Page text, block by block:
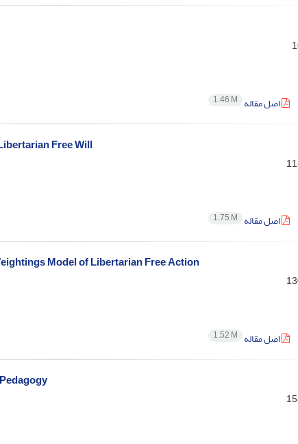
اصل مقاله 1.46 M
Free Will
اصل مقاله 1.75 M
Model of Libertarian Free Action
اصل مقاله 1.52 M